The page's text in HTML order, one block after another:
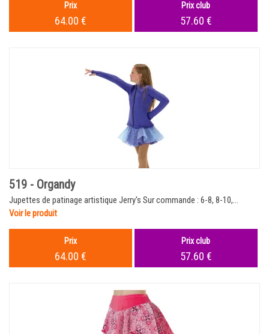
Prix
64.00 €
Prix club
57.60 €
519 - Organdy
Jupettes de patinage artistique Jerry's Sur commande : 6-8, 8-10,...
Voir le produit
Prix
64.00 €
Prix club
57.60 €